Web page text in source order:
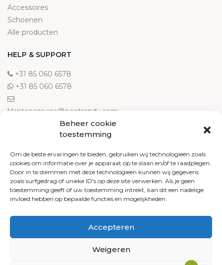
Beheer cookie
toestemming
Om de beste ervaringen te bieden, gebruiken wij technologieën zoals
cookies om informatie over je apparaat op te slaan en/of te raadplegen.
Door in te stemmen met deze technologieën kunnen wij gegevens
zoals surfgedrag of unieke ID's op deze site verwerken. Als je geen
toestemming geeft of uw toestemming intrekt, kan dit een nadelige
invloed hebben op bepaalde functies en mogelijkheden.
Accepteren
Weigeren
Accessoires
Schoenen
Alle producten
HELP & SUPPORT
‎+31 85 060 6578
‎+31 85 060 6578
klantenservice@ecotrendy.com
Meest gestelde vragen
Contact
Algemene voorwaarden
Retourneren
Klachten
Privacy policy